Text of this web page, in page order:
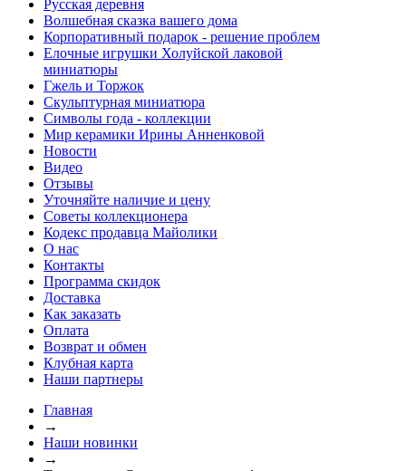
Русская деревня
Волшебная сказка вашего дома
Корпоративный подарок - решение проблем
Елочные игрушки Холуйской лаковой
миниатюры
Гжель и Торжок
Скульптурная миниатюра
Символы года - коллекции
Мир керамики Ирины Анненковой
Новости
Видео
Отзывы
Уточняйте наличие и цену
Советы коллекционера
Кодекс продавца Майолики
О нас
Контакты
Программа скидок
Доставка
Как заказать
Оплата
Возврат и обмен
Клубная карта
Наши партнеры
Главная
→
Наши новинки
→